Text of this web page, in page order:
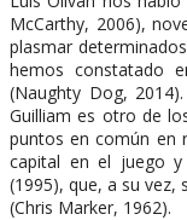
McCarthy, 2006),
plasmar
hemos constatado
(Naughty Dog,
Guilliam es otro de
puntos en común en
capital en el juego
(1995), que, a su vez,
(Chris Marker, 1962).